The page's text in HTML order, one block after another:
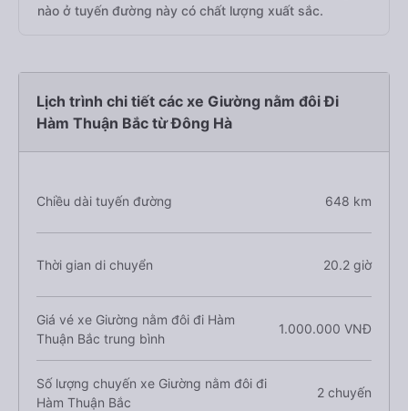
nào ở tuyến đường này có chất lượng xuất sắc.
Lịch trình chi tiết các xe Giường nằm đôi Đi
Hàm Thuận Bắc từ Đông Hà
Chiều dài tuyến đường 648 km
Thời gian di chuyển 20.2 giờ
Giá vé xe Giường nằm đôi đi Hàm
Thuận Bắc trung bình
1.000.000 VNĐ
Số lượng chuyến xe Giường nằm đôi đi
Hàm Thuận Bắc
2 chuyến